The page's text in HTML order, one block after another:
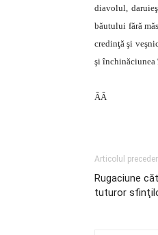
diavolul,
băutului fără
credinţă şi
şi
ÂÂ
Articolul
Rugaciune
tuturor